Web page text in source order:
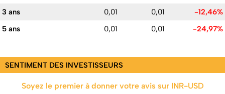
3 ans
0,01 0,01
-12,46%
5 ans
0,01 0,01 -24,97%
SENTIMENT DES INVESTISSEURS
Soyez le premier à donner votre avis sur INR-USD